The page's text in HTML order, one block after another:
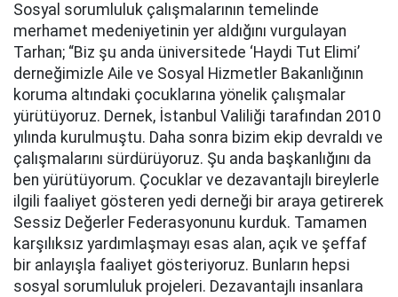
Sosyal sorumluluk çalışmalarının temelinde
merhamet medeniyetinin yer aldığını vurgulayan
Tarhan; “Biz şu anda üniversitede ‘Haydi Tut Elimi’
derneğimizle Aile ve Sosyal Hizmetler Bakanlığının
koruma altındaki çocuklarına yönelik çalışmalar
yürütüyoruz. Dernek, İstanbul Valiliği tarafından 2010
yılında kurulmuştu. Daha sonra bizim ekip devraldı ve
çalışmalarını sürdürüyoruz. Şu anda başkanlığını da
ben yürütüyorum. Çocuklar ve dezavantajlı bireylerle
ilgili faaliyet gösteren yedi derneği bir araya getirerek
Sessiz Değerler Federasyonunu kurduk. Tamamen
karşılıksız yardımlaşmayı esas alan, açık ve şeffaf
bir anlayışla faaliyet gösteriyoruz. Bunların hepsi
sosyal sorumluluk projeleri. Dezavantajlı insanlara